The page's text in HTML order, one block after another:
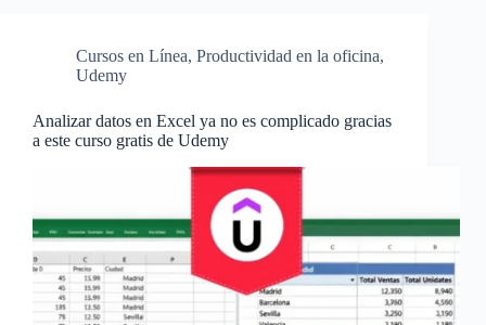
Cursos en Línea, Productividad en la oficina,
Udemy
Analizar datos en Excel ya no es complicado gracias
a este curso gratis de Udemy